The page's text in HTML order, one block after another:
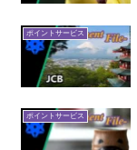
ポイントサービス
ポイントサービス